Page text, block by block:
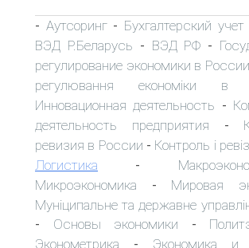
- Аутсоринг- Бухгалтерский учет
ВЭД Р.Беларусь - ВЭД РФ -
регулирование экономики в России
регулювання економіки в
Инновационная деятельность -
деятельность предприятия -
ревизия в России - Контроль і
Логистика -
Микроэкономика - Мировая
Муніципальне та державне
- Основы экономики -
Эконометрика - Экономика и